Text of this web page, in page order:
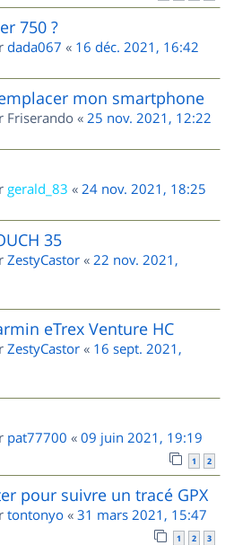
750 ?
dada067 « 16 déc. 2021, 16:42
mon smartphone
Friserando « 25 nov. 2021, 12:22
gerald_83 « 24 nov. 2021, 18:25
35
ZestyCastor « 22 nov. 2021,
eTrex Venture HC
ZestyCastor « 16 sept. 2021,
pat77700 « 09 juin 2021, 19:19
1 2
pour suivre un tracé GPX
tontonyo « 31 mars 2021, 15:47
1 2 3